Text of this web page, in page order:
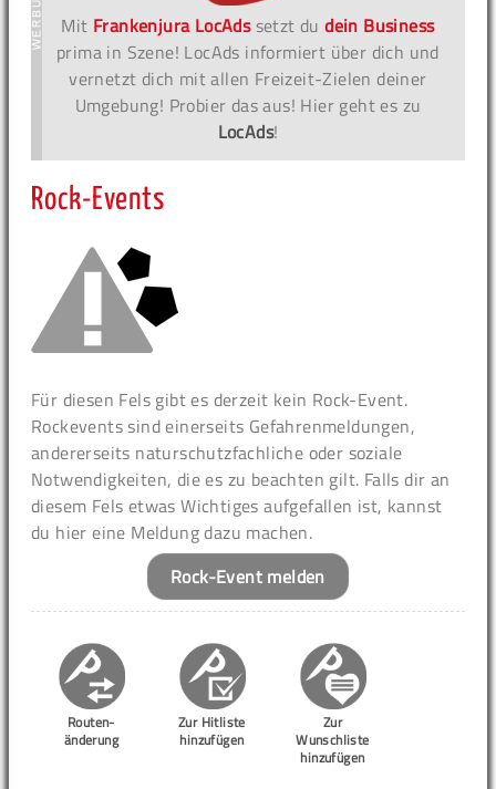
Mit Frankenjura LocAdssetzt dudein Business
prima in Szene! LocAds informiert über dich und
vernetzt dich mit allen Freizeit-Zielen deiner
Umgebung! Probier das aus! Hier geht es zu
LocAds!
Rock-Events
Für diesen Fels gibt es derzeit kein Rock-Event.
Rockevents sind einerseits Gefahrenmeldungen,
andererseits naturschutzfachliche oder soziale
Notwendigkeiten, die es zu beachten gilt. Falls dir an
diesem Fels etwas Wichtiges aufgefallen ist, kannst
du hier eine Meldung dazu machen.
Rock-Event melden
Routen-
änderung
Zur Hitliste
hinzufügen
Zur
Wunschliste
hinzufügen